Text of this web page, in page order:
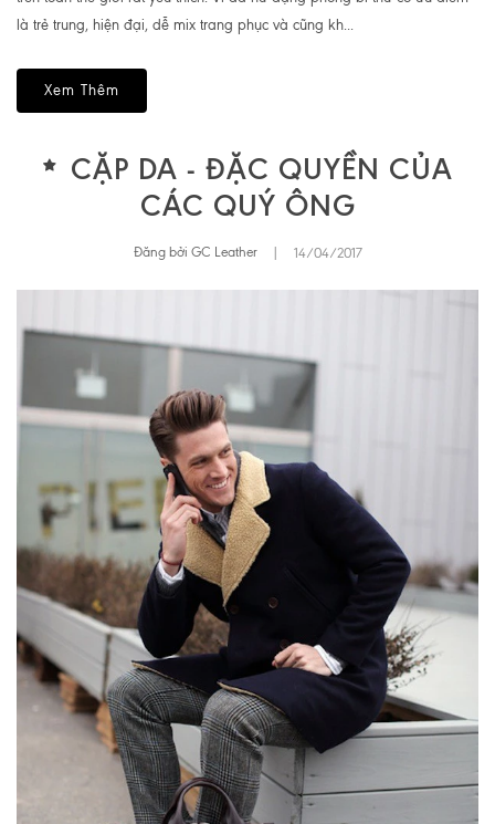
là trẻ trung, hiện đại, dễ mix trang phục và cũng kh...
Xem Thêm
CẶP DA - ĐẶC QUYỀN CỦA
CÁC QUÝ ÔNG
Đăng bởi GC Leather 14/04/2017